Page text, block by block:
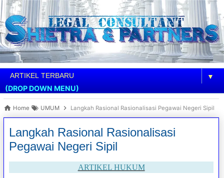
▼
(DROP DOWN MENU)
Home UMUM Langkah Rasional Rasionalisasi Pegawai Negeri Sipil
Langkah Rasional Rasionalisasi
Pegawai Negeri Sipil
ARTIKEL HUKUM